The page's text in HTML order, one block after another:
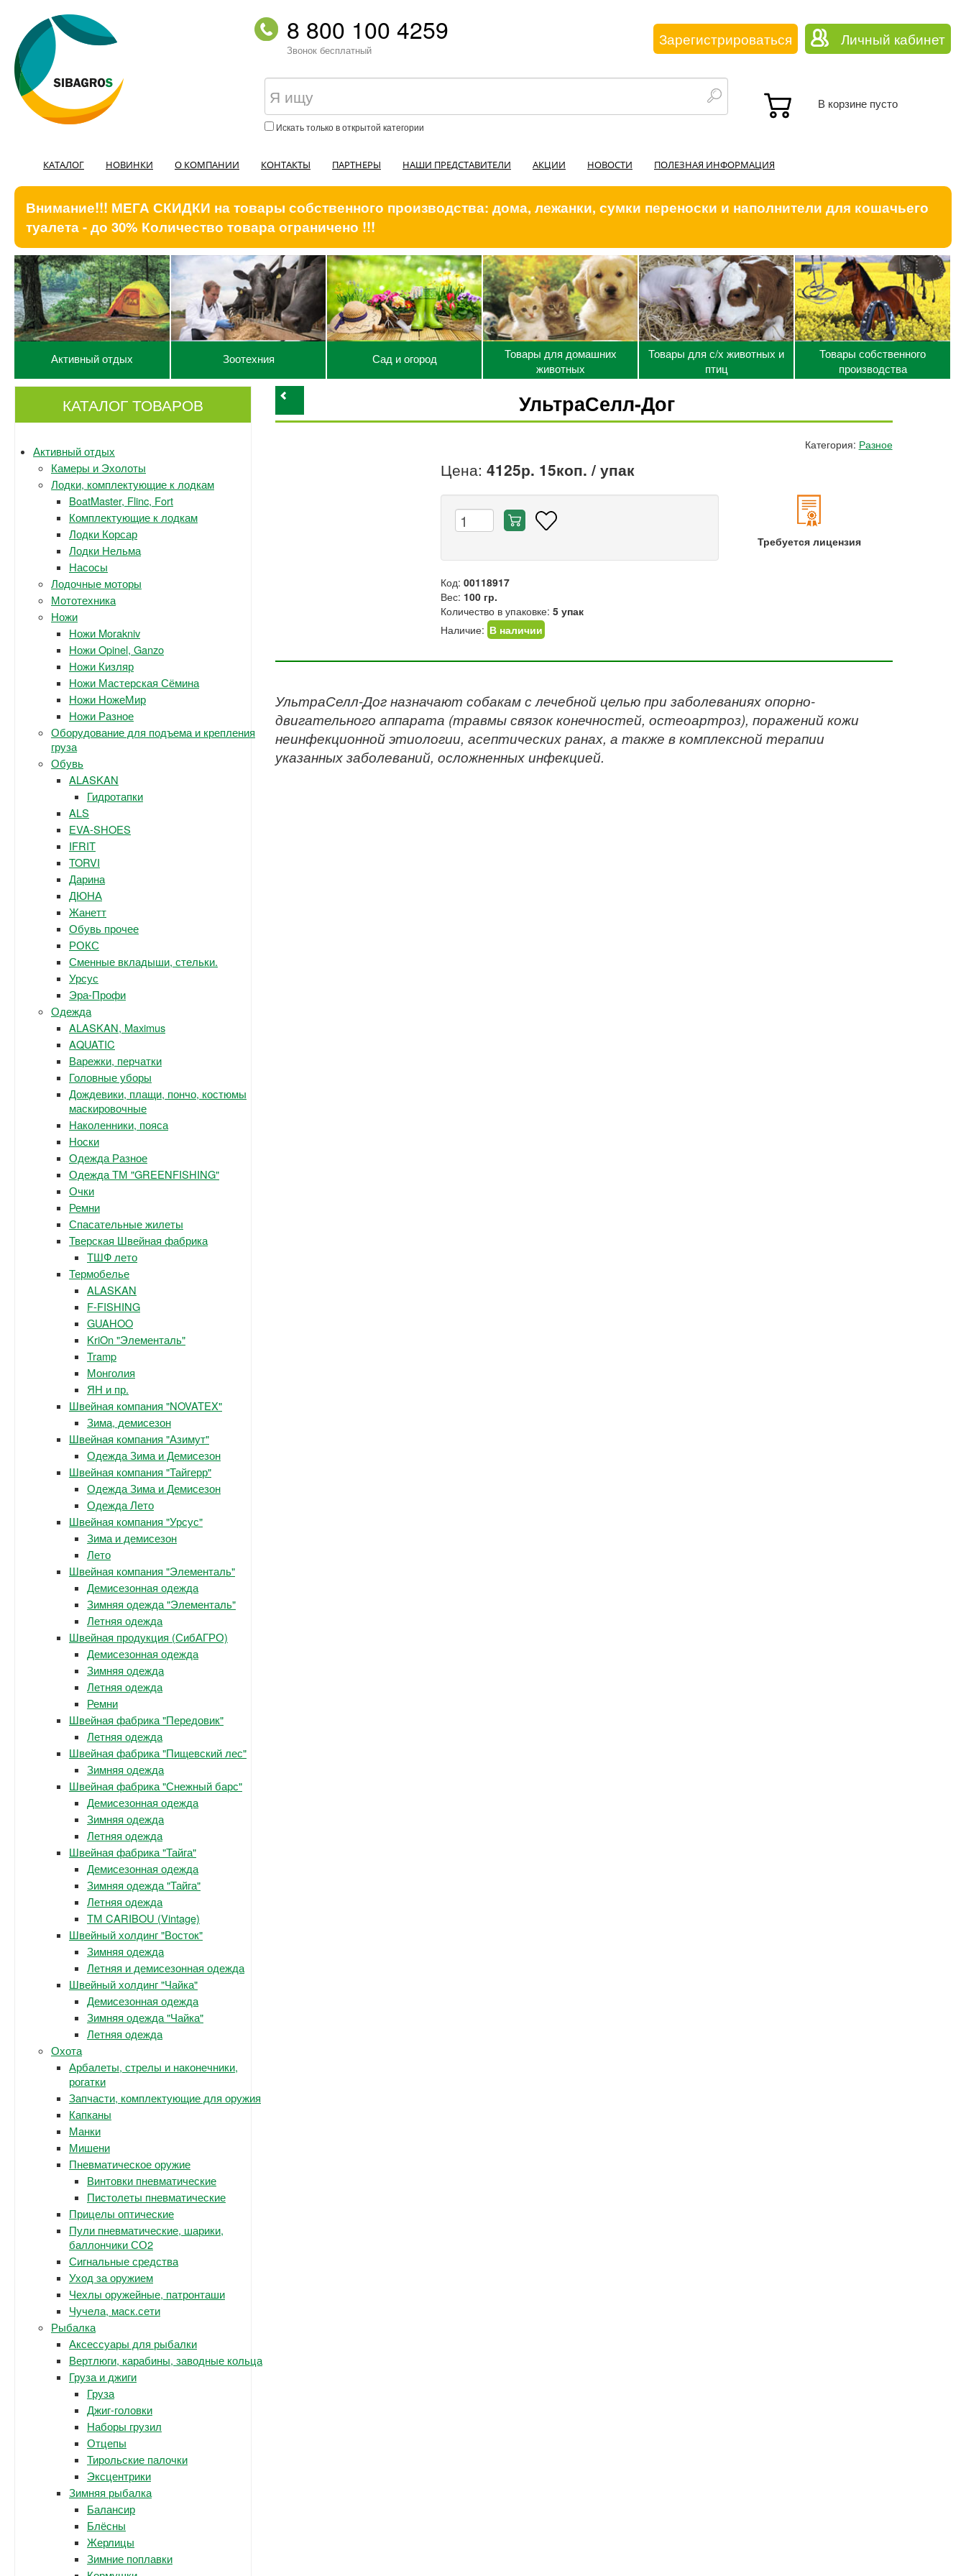
8 800 100 4259
Звонок бесплатный
Зарегистрироваться Личный кабинет
Искать только в открытой категории
В корзине пусто
КАТАЛОГ НОВИНКИ О КОМПАНИИ КОНТАКТЫ ПАРТНЕРЫ НАШИ ПРЕДСТАВИТЕЛИ АКЦИИ НОВОСТИ ПОЛЕЗНАЯ ИНФОРМАЦИЯ
Внимание!!! МЕГА СКИДКИ на товары собственного производства: дома, лежанки, сумки переноски и наполнители для кошачьего
туалета - до 30% Количество товара ограничено !!!
Активный отдых Зоотехния Сад и огород
Товары для домашних
животных
Товары для с/х животных и
птиц
Товары собственного
производства
КАТАЛОГ ТОВАРОВ
Активный отдых
Камеры и Эхолоты
Лодки, комплектующие к лодкам
BoatMaster, Flinc, Fort
Комплектующие к лодкам
Лодки Корсар
Лодки Нельма
Насосы
Лодочные моторы
Мототехника
Ножи
Ножи Morakniv
Ножи Opinel, Ganzo
Ножи Кизляр
Ножи Мастерская Сёмина
Ножи НожеМир
Ножи Разное
Оборудование для подъема и крепления
груза
Обувь
ALASKAN
Гидротапки
ALS
EVA-SHOES
IFRIT
TORVI
Дарина
ДЮНА
Жанетт
Обувь прочее
РОКС
Сменные вкладыши, стельки.
Урсус
Эра-Профи
Одежда
ALASKAN, Maximus
AQUATIC
Варежки, перчатки
Головные уборы
Дождевики, плащи, пончо, костюмы
маскировочные
Наколенники, пояса
Носки
Одежда Разное
Одежда ТМ "GREENFISHING"
Очки
Ремни
Спасательные жилеты
Тверская Швейная фабрика
ТШФ лето
Термобелье
ALASKAN
F-FISHING
GUAHOO
KriOn "Элементаль"
Tramp
Монголия
ЯН и пр.
Швейная компания "NOVATEX"
Зима, демисезон
Швейная компания "Азимут"
Одежда Зима и Демисезон
Швейная компания "Тайгерр"
Одежда Зима и Демисезон
Одежда Лето
Швейная компания "Урсус"
Зима и демисезон
Лето
Швейная компания "Элементаль"
Демисезонная одежда
Зимняя одежда "Элементаль"
Летняя одежда
Швейная продукция (СибАГРО)
Демисезонная одежда
Зимняя одежда
Летняя одежда
Ремни
Швейная фабрика "Передовик"
Летняя одежда
Швейная фабрика "Пищевский лес"
Зимняя одежда
Швейная фабрика "Снежный барс"
Демисезонная одежда
Зимняя одежда
Летняя одежда
Швейная фабрика "Тайга"
Демисезонная одежда
Зимняя одежда "Тайга"
Летняя одежда
ТМ CARIBOU (Vintage)
Швейный холдинг "Восток"
Зимняя одежда
Летняя и демисезонная одежда
Швейный холдинг "Чайка"
Демисезонная одежда
Зимняя одежда "Чайка"
Летняя одежда
Охота
Арбалеты, стрелы и наконечники,
рогатки
Запчасти, комплектующие для оружия
Капканы
Манки
Мишени
Пневматическое оружие
Винтовки пневматические
Пистолеты пневматические
Прицелы оптические
Пули пневматические, шарики,
баллончики СО2
Сигнальные средства
Уход за оружием
Чехлы оружейные, патронташи
Чучела, маск.сети
Рыбалка
Аксессуары для рыбалки
Вертлюги, карабины, заводные кольца
Груза и джиги
Груза
Джиг-головки
Наборы грузил
Отцепы
Тирольские палочки
Эксцентрики
Зимняя рыбалка
Балансир
Блёсны
Жерлицы
Зимние поплавки
УльтраСелл-Дог
Категория: Разное
Цена:4125р. 15коп. / упак
Код:00118917
Вес: 100 гр.
Количество в упаковке:5 упак
Наличие: В наличии
Требуется лицензия
УльтраСелл-Дог назначают собакам с лечебной целью при заболеваниях опорно-
двигательного аппарата (травмы связок конечностей, остеоартроз), поражений кожи
неинфекционной этиологии, асептических ранах, а также в комплексной терапии
указанных заболеваний, осложненных инфекцией.